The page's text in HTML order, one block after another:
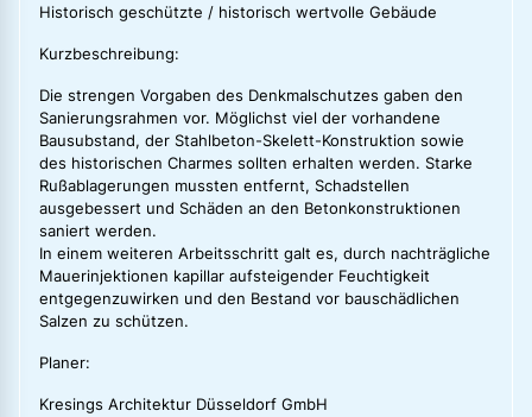
Historisch geschützte / historisch wertvolle Gebäude
Kurzbeschreibung:
Die strengen Vorgaben des Denkmalschutzes gaben den
Sanierungsrahmen vor. Möglichst viel der vorhandene
Bausubstand, der Stahlbeton-Skelett-Konstruktion sowie
des historischen Charmes sollten erhalten werden. Starke
Rußablagerungen mussten entfernt, Schadstellen
ausgebessert und Schäden an den Betonkonstruktionen
saniert werden.
In einem weiteren Arbeitsschritt galt es, durch nachträgliche
Mauerinjektionen kapillar aufsteigender Feuchtigkeit
entgegenzuwirken und den Bestand vor bauschädlichen
Salzen zu schützen.
Planer:
Kresings Architektur Düsseldorf GmbH